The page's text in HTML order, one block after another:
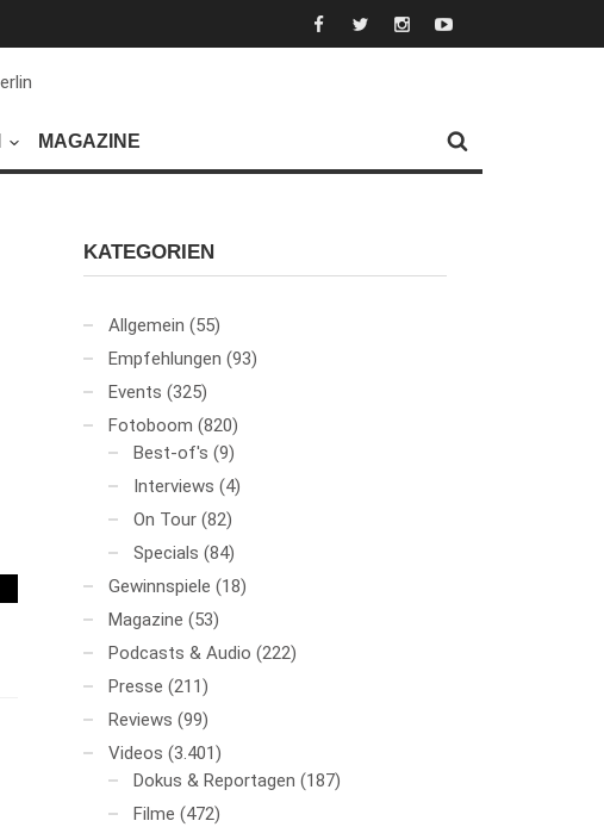
MAGAZINE
KATEGORIEN
Allgemein (55)
Empfehlungen (93)
Events (325)
Fotoboom (820)
Best-of's (9)
Interviews (4)
On Tour (82)
Specials (84)
Gewinnspiele (18)
Magazine (53)
Podcasts & Audio (222)
Presse (211)
Reviews (99)
Videos (3.401)
Dokus & Reportagen (187)
Filme (472)